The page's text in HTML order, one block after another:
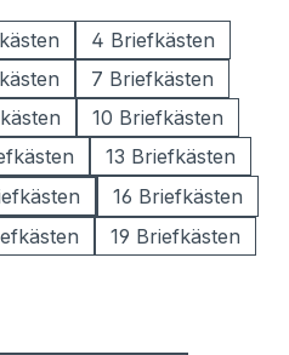
4 Briefkästen
7 Briefkästen
10 Briefkästen
13 Briefkästen
16 Briefkästen
19 Briefkästen